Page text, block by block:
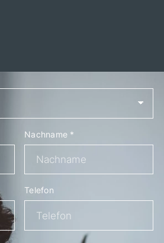
Nachname *
Telefon